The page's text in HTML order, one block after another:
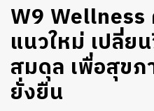
W9
แนวใหม่ เปลี่ย
สมดุล เพื่อสุข
ยั่งยืน